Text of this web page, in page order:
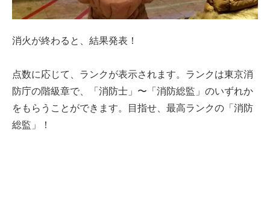
消火が終わると、結果発表！
点数に応じて、ランクが表示されます。ランクは東京消
防庁の階級章で、「消防士」〜「消防総監」のいずれか
をもらうことができます。目指せ、最高ランクの「消防
総監」！